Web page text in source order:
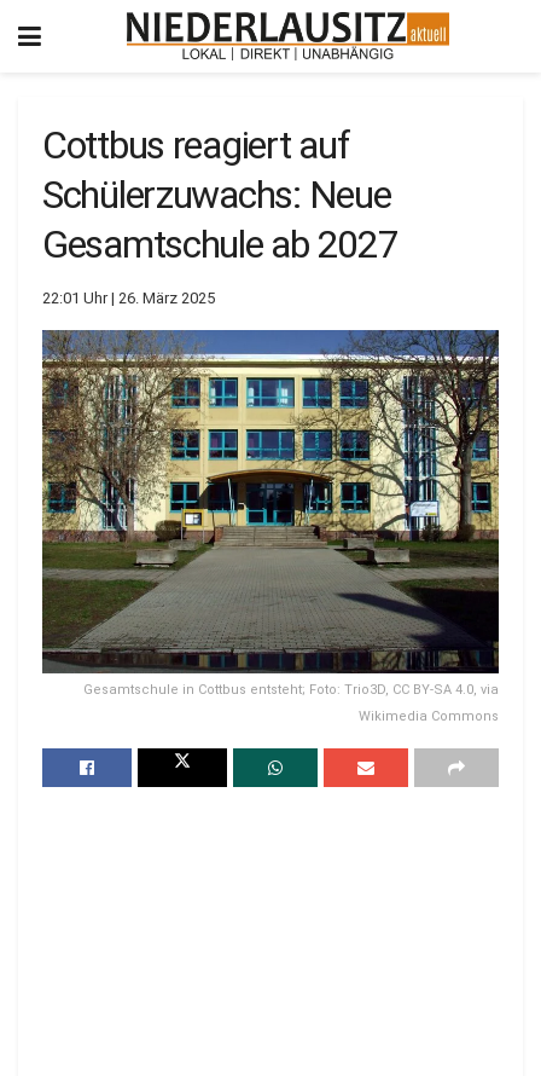
Cottbus reagiert auf
Schülerzuwachs: Neue
Gesamtschule ab 2027
22:01 Uhr | 26. März 2025
Gesamtschule in Cottbus entsteht; Foto: Trio3D, CC BY-SA 4.0, via
Wikimedia Commons